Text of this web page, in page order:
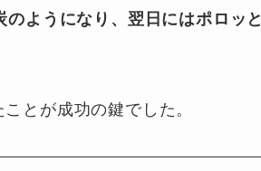
のようになり、翌日にはポロッ
とが成功の鍵でした。